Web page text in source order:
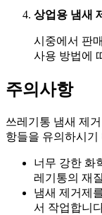
상업용 냄새
시중에서 판
사용 방법에
주의사항
쓰레기통 냄새 제
항들을 유의하시기
너무 강한 화
레기통의 재
냄새 제거제
서 작업합니